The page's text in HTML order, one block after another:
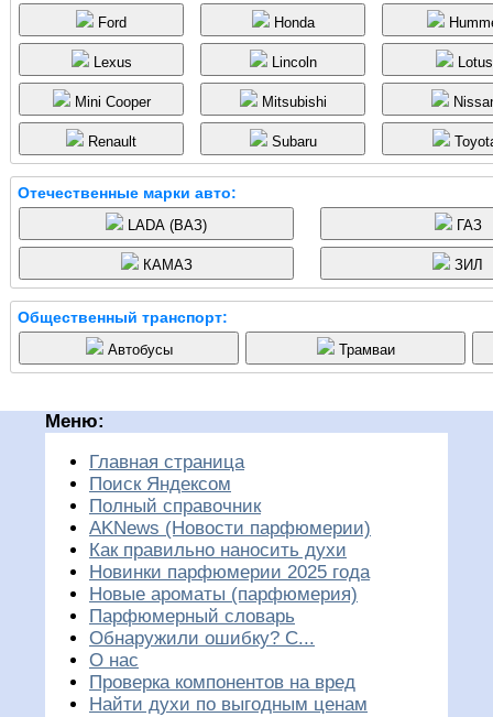
Ford Honda
Lexus Lincoln Lotus
Mini Cooper Mitsubishi
Renault Subaru
Отечественные марки авто:
LADA (ВАЗ) ГАЗ
КАМАЗ ЗИЛ
Общественный транспорт:
Автобусы Трамваи
Меню:
Главная страница
Поиск Яндексом
Полный справочник
AKNews (Новости парфюмерии)
Как правильно наносить духи
Новинки парфюмерии 2025 года
Новые ароматы (парфюмерия)
Парфюмерный словарь
Обнаружили ошибку? С...
О нас
Проверка компонентов на вред
Найти духи по выгодным ценам